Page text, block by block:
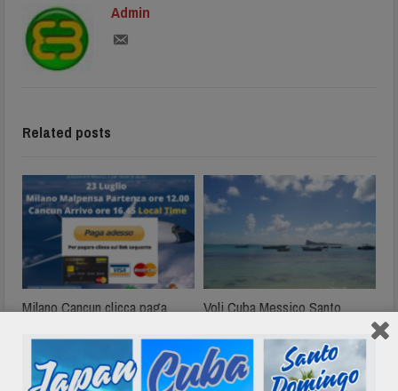
Admin
Related posts
Milano Cancun clicca paga
Voli Cuba Messico Santo
Dicembre 31, 2018